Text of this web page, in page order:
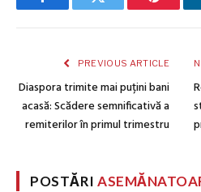
FacebookTwitter
PREVIOUS ARTICLE
Diaspora trimite mai puțini bani
acasă: Scădere semnificativă a
remiterilor în primul trimestru
POSTĂRI